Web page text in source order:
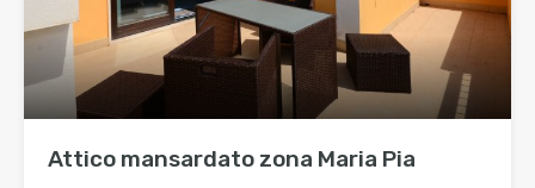
Attico mansardato zona Maria Pia